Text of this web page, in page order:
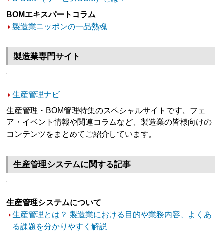
BOMエキスパートコラム
製造業ニッポンの一品熱魂
製造業専門サイト
生産管理ナビ
生産管理・BOM管理特集のスペシャルサイトです。フェ
ア・イベント情報や関連コラムなど、製造業の皆様向けの
コンテンツをまとめてご紹介しています。
生産管理システムに関する記事
生産管理システムについて
生産管理とは？ 製造業における目的や業務内容、よくあ
る課題を分かりやすく解説